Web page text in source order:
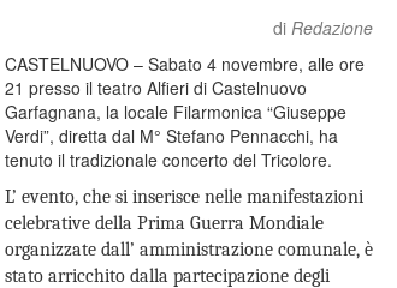
di Redazione
CASTELNUOVO – Sabato 4 novembre, alle ore
21 presso il teatro Alfieri di Castelnuovo
Garfagnana, la locale Filarmonica “Giuseppe
Verdi”, diretta dal M° Stefano Pennacchi, ha
tenuto il tradizionale concerto del Tricolore.
L’ evento, che si inserisce nelle manifestazioni
celebrative della Prima Guerra Mondiale
organizzate dall’ amministrazione comunale, è
stato arricchito dalla partecipazione degli